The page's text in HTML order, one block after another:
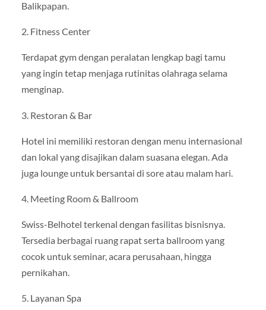
Balikpapan.
2. Fitness Center
Terdapat gym dengan peralatan lengkap bagi tamu
yang ingin tetap menjaga rutinitas olahraga selama
menginap.
3. Restoran & Bar
Hotel ini memiliki restoran dengan menu internasional
dan lokal yang disajikan dalam suasana elegan. Ada
juga lounge untuk bersantai di sore atau malam hari.
4. Meeting Room & Ballroom
Swiss-Belhotel terkenal dengan fasilitas bisnisnya.
Tersedia berbagai ruang rapat serta ballroom yang
cocok untuk seminar, acara perusahaan, hingga
pernikahan.
5. Layanan Spa